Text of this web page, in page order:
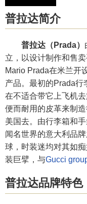
普拉达简介
普拉达（Prada）
立，以设计制作和售
Mario Prada在米兰开
产品。最初的Prada行
在不适合带它上飞机
便而耐用的皮革来制
美国去。由行李箱和
闻名世界的意大利品
球，时装迷均对其如
装巨擘，与Gucci
普拉达品牌特色